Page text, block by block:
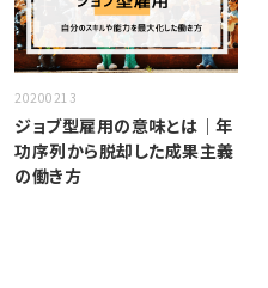
20200213
ジョブ型雇用の意味とは｜年
功序列から脱却した成果主義
の働き方